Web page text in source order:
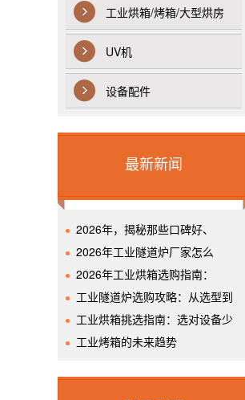
工业烘箱/烤箱/大型烘房
UV机
设备配件
最新新闻
2026年，揭秘那些口碑好、
2026年工业隧道炉厂家怎么
2026年工业烘箱选购指南：
工业隧道炉选购攻略：从选型到
工业烘箱挑选指南：选对设备少
工业烤箱的未来趋势